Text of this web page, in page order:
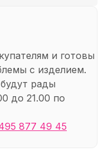
и готовы
с изделием.
рады
до 21.00 по
877 49 45